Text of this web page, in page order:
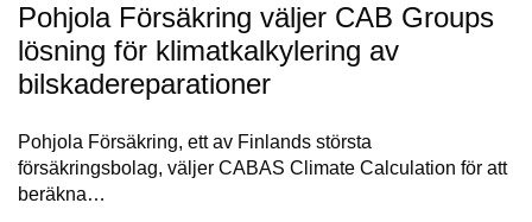
Pohjola Försäkring väljer CAB Groups
lösning för klimatkalkylering av
bilskadereparationer
Pohjola Försäkring, ett av Finlands största
försäkringsbolag, väljer CABAS Climate Calculation för att
beräkna…